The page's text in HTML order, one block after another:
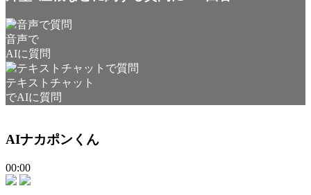
音声で
AIに質問
テキストチャット
でAIに質問
AIナカポンくん
00:00